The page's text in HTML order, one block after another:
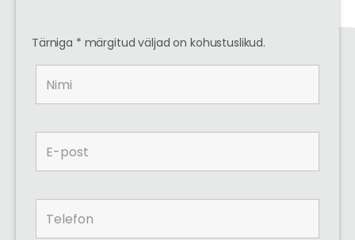
Tärniga * märgitud väljad on kohustuslikud.